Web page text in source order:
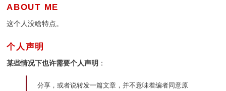
ABOUT ME
这个人没啥特点。
个人声明
某些情况下也许需要个人声明 ：
分享，或者说转发一篇文章，并不意味着编者同意原